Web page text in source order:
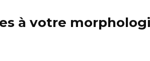
à votre